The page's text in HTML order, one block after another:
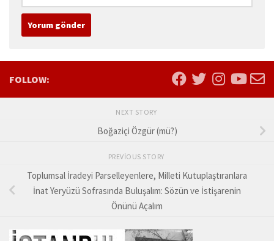
FOLLOW:
NEXT STORY
Boğaziçi Özgür (mü?)
PREVIOUS STORY
Toplumsal İradeyi Parselleyenlere, Milleti Kutuplaştıranlara
İnat Yeryüzü Sofrasında Buluşalım: Sözün ve İstişarenin
Önünü Açalım